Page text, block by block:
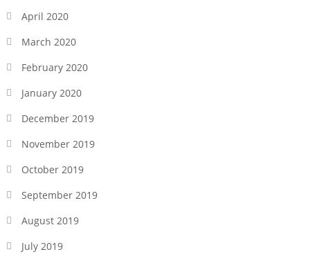
April 2020
March 2020
February 2020
January 2020
December 2019
November 2019
October 2019
September 2019
August 2019
July 2019